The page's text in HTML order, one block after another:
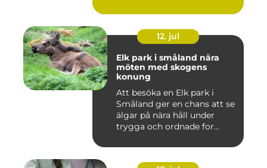
12. jul
Elk park i småland nära
möten med skogens
konung
Att besöka en Elk park i
Småland ger en chans att se
älgar på nära håll under
trygga och ordnade for...